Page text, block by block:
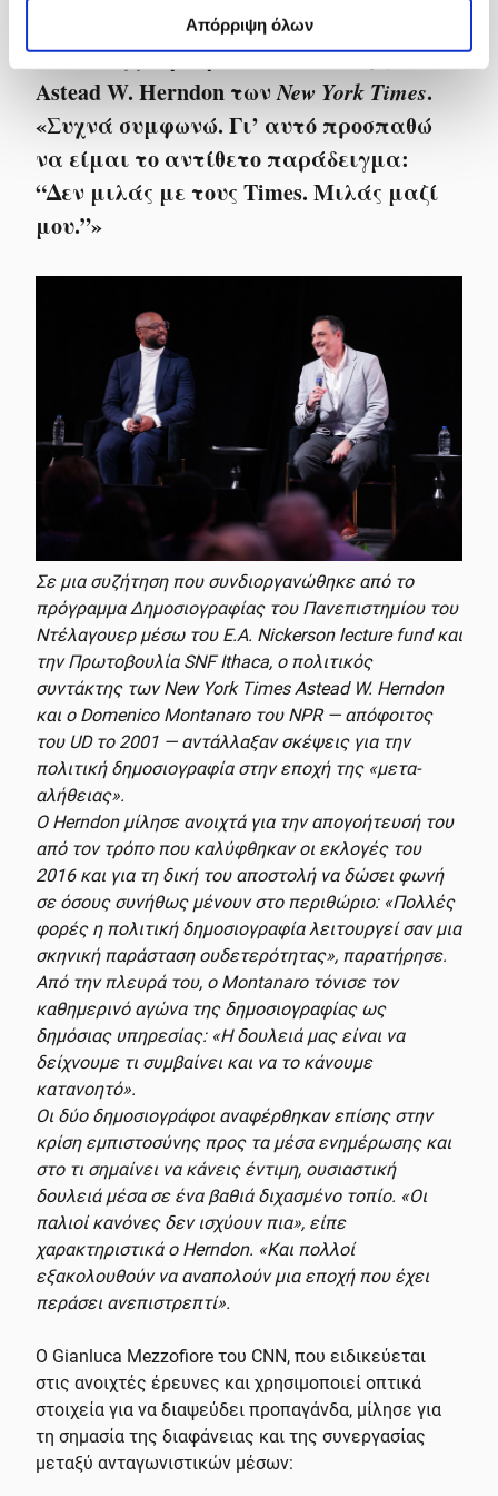
Απόρριψη όλων
υπόθεση ότι η απώλεια εμπιστοσύνης
στο επάγγελμά μας είναι άδικη», είπε ο
Astead W. Herndon τωνNew York Times.
«Συχνά συμφωνώ. Γι’ αυτό προσπαθώ
να είμαι το αντίθετο παράδειγμα:
“Δεν μιλάς με τους Times. Μιλάς μαζί
μου.”»
Σε μια συζήτηση που συνδιοργανώθηκε από το
πρόγραμμα Δημοσιογραφίας του Πανεπιστημίου του
Ντέλαγουερ μέσω του E.A. Nickerson lecture fund και
την Πρωτοβουλία SNF Ithaca, ο πολιτικός
συντάκτης των New York Times Astead W. Herndon
και ο Domenico Montanaro του NPR — απόφοιτος
του UD το 2001 — αντάλλαξαν σκέψεις για την
πολιτική δημοσιογραφία στην εποχή της «μετα-
αλήθειας».
Ο Herndon μίλησε ανοιχτά για την απογοήτευσή του
από τον τρόπο που καλύφθηκαν οι εκλογές του
2016 και για τη δική του αποστολή να δώσει φωνή
σε όσους συνήθως μένουν στο περιθώριο: «Πολλές
φορές η πολιτική δημοσιογραφία λειτουργεί σαν μια
σκηνική παράσταση ουδετερότητας», παρατήρησε.
Από την πλευρά του, ο Montanaro τόνισε τον
καθημερινό αγώνα της δημοσιογραφίας ως
δημόσιας υπηρεσίας: «Η δουλειά μας είναι να
δείχνουμε τι συμβαίνει και να το κάνουμε
κατανοητό».
Οι δύο δημοσιογράφοι αναφέρθηκαν επίσης στην
κρίση εμπιστοσύνης προς τα μέσα ενημέρωσης και
στο τι σημαίνει να κάνεις έντιμη, ουσιαστική
δουλειά μέσα σε ένα βαθιά διχασμένο τοπίο. «Οι
παλιοί κανόνες δεν ισχύουν πια», είπε
χαρακτηριστικά ο Herndon. «Και πολλοί
εξακολουθούν να αναπολούν μια εποχή που έχει
περάσει ανεπιστρεπτί».
Ο Gianluca Mezzofiore του CNN, που ειδικεύεται
στις ανοιχτές έρευνες και χρησιμοποιεί οπτικά
στοιχεία για να διαψεύδει προπαγάνδα, μίλησε για
τη σημασία της διαφάνειας και της συνεργασίας
μεταξύ ανταγωνιστικών μέσων: